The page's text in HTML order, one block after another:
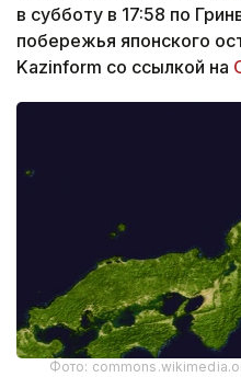
в субботу в 17:58 по
побережья японского
Kazinform со ссылкой на
Фото: